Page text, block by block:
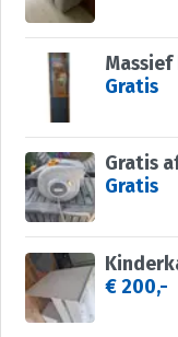
Gratis
Gratis
Gratis
€ 200,-